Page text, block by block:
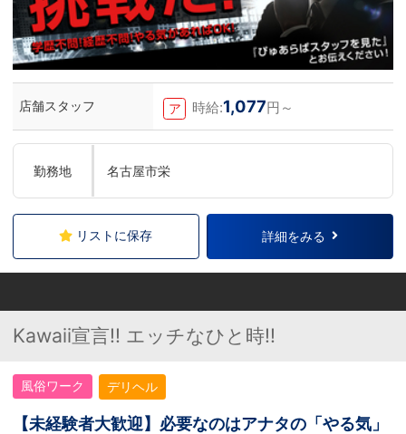
店舗スタッフ ア 時給:1,077円～
勤務地 名古屋市栄
リストに保存 詳細をみる
Kawaii宣言!! エッチなひと時!!
風俗ワーク デリヘル
【未経験者大歓迎】必要なのはアナタの「やる気」